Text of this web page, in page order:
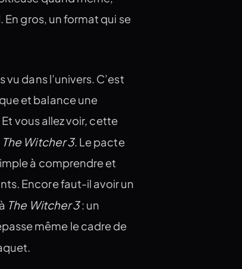
En gros, un format qui se
dans l’univers. C’est
et balance une
vous allez voir, cette
The Witcher 3. Le pacte
à comprendre et
Encore faut-il avoir un
The Witcher 3: un
même le cadre de